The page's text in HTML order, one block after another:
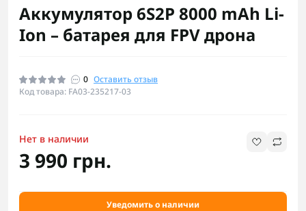
Аккумулятор 6S2P 8000 mAh Li-
Ion – батарея для FPV дрона
0 Оставить отзыв
Код товара: FA03-235217-03
Нет в наличии
3 990 грн.
Уведомить о наличии